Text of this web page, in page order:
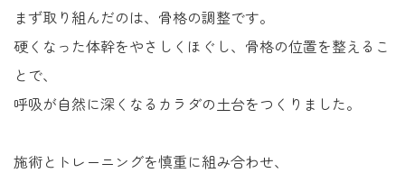
まず取り組んだのは、骨格の調整です。
硬くなった体幹をやさしくほぐし、骨格の位置を整えるこ
とで、
呼吸が自然に深くなるカラダの土台をつくりました。
施術とトレーニングを慎重に組み合わせ、